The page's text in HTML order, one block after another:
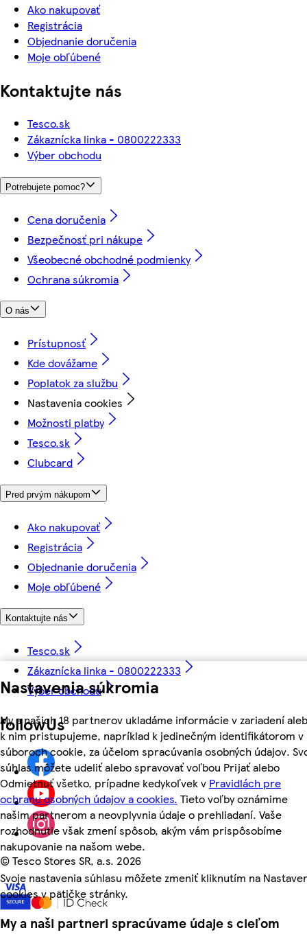
Nastavenia súkromia
My a našich 18 partnerov ukladáme informácie v zariadení
k nim pristupujeme, napríklad k jedinečným identifikátorom v
súboroch cookie, za účelom spracúvania osobných údajov.
súhlas môžete udeliť alebo spravovať voľbou Prijať alebo
Odmietnuť všetko, prípadne kedykoľvek v Pravidlách pre
ochranu osobných údajov a cookies. Tieto voľby oznámime
našim partnerom a neovplyvnia údaje o prehliadaní. Vaše
rozhodnutie však zmení spôsob, akým vám prispôsobíme
nakupovanie na našom webe.
Svoje nastavenia súhlasu môžete zmeniť kliknutím na
cookies v pätičke stránky.
My a naši partneri spracúvame údaje s cieľom
Ako nakupovať
Registrácia
Objednanie doručenia
Moje obľúbené
Kontaktujte nás
Tesco.sk
Zákaznícka linka - 0800222333
Výber obchodu
Potrebujete pomoc?
Cena doručenia
Bezpečnosť pri nákupe
Všeobecné obchodné podmienky
Ochrana súkromia
O nás
Prístupnosť
Kde dovážame
Poplatok za službu
Nastavenia cookies
Možnosti platby
Tesco.sk
Clubcard
Pred prvým nákupom
Ako nakupovať
Registrácia
Objednanie doručenia
Moje obľúbené
Kontaktujte nás
Tesco.sk
Zákaznícka linka - 0800222333
Výber obchodu
followUs
©Tesco Stores SR, a.s. 2026